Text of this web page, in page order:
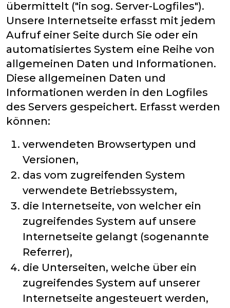
übermittelt ("in sog. Server-Logfiles").
Unsere Internetseite erfasst mit jedem
Aufruf einer Seite durch Sie oder ein
automatisiertes System eine Reihe von
allgemeinen Daten und Informationen.
Diese allgemeinen Daten und
Informationen werden in den Logfiles
des Servers gespeichert. Erfasst werden
können:
verwendeten Browsertypen und
Versionen,
das vom zugreifenden System
verwendete Betriebssystem,
die Internetseite, von welcher ein
zugreifendes System auf unsere
Internetseite gelangt (sogenannte
Referrer),
die Unterseiten, welche über ein
zugreifendes System auf unserer
Internetseite angesteuert werden,